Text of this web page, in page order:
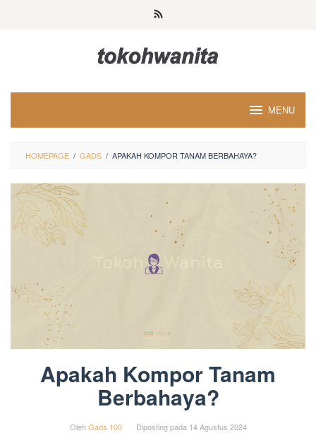
MENU
HOMEPAGE / GADS / APAKAH KOMPOR TANAM BERBAHAYA?
Apakah Kompor Tanam
Berbahaya?
OlehGads 100 Diposting pada 14 Agustus 2024